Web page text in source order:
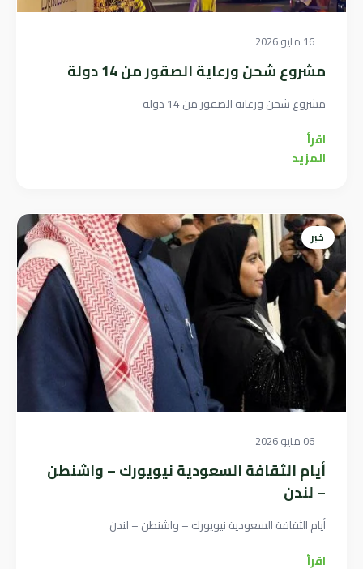
16 مايو 2026
مشروع شحن ورعاية الصقور من 14 دولة
مشروع شحن ورعاية الصقور من 14 دولة
اقرأ
المزيد
خبر
06 مايو 2026
أيام الثقافة السعودية نيويورك – واشنطن
– لندن
أيام الثقافة السعودية نيويورك – واشنطن – لندن
اقرأ